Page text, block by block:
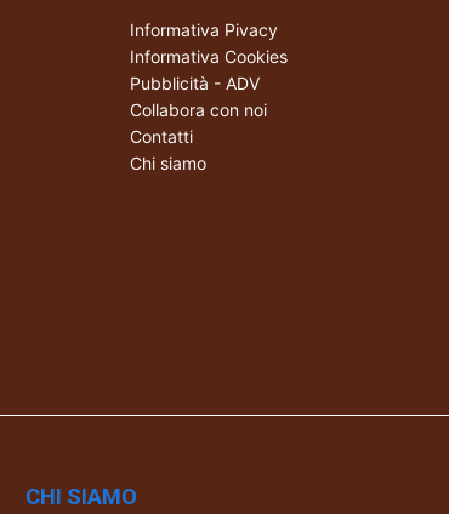
Informativa Pivacy
Informativa Cookies
Pubblicità - ADV
Collabora con noi
Contatti
Chi siamo
CHI SIAMO